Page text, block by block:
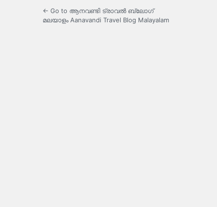
← Go to ആനവണ്ടി ട്രാവൽ ബ്ലോഗ്
മലയാളം Aanavandi Travel Blog Malayalam